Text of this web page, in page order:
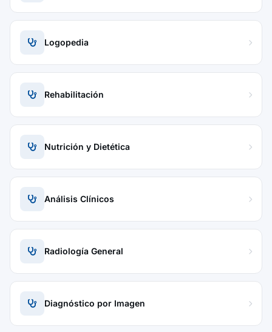
Logopedia
Rehabilitación
Nutrición y Dietética
Análisis Clínicos
Radiología General
Diagnóstico por Imagen